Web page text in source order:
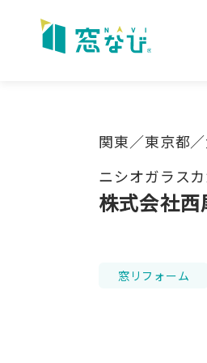
content
関東／東京都
ニシオガラス
株式会社
窓リフォーム